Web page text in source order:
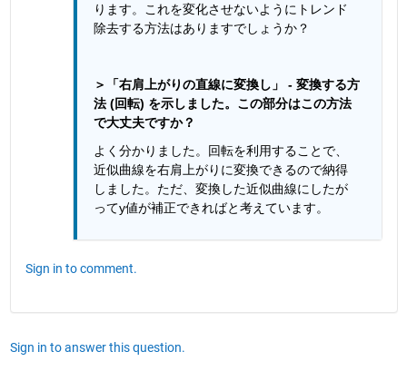
ります。これを変化させないようにトレンド
除去する方法はありますでしょうか？
＞「右肩上がりの直線に変換し」 - 変換する方
法 (回転) を示しました。この部分はこの方法
で大丈夫ですか？
よく分かりました。回転を利用することで、
近似曲線を右肩上がりに変換できるので納得
しました。ただ、変換した近似曲線にしたが
ってy値が補正できればと考えています。
Sign in to comment.
Sign in to answer this question.